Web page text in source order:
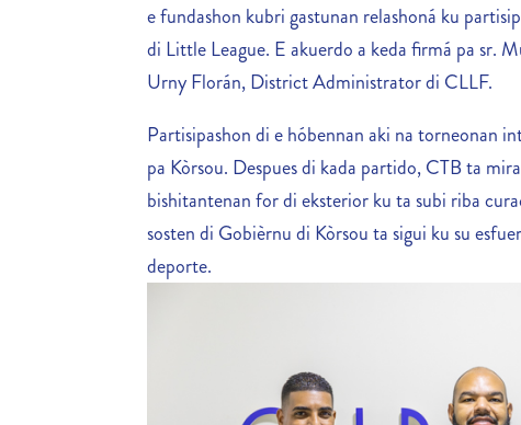
e fundashon kubri gastunan relashoná ku
di Little League. E akuerdo a keda firmá pa sr.
Urny Florán, District Administrator di CLLF.
Partisipashon di e hóbennan aki na torneonan
pa Kòrsou. Despues di kada partido, CTB ta
bishitantenan for di eksterior ku ta subi riba
sosten di Gobièrnu di Kòrsou ta sigui ku su
deporte.